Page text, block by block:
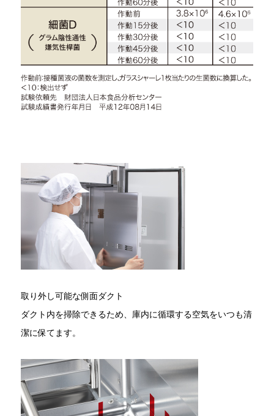
取り外し可能な側面ダクト
ダクト内を掃除できるため、庫内に循環する空気をいつも清
潔に保てます。